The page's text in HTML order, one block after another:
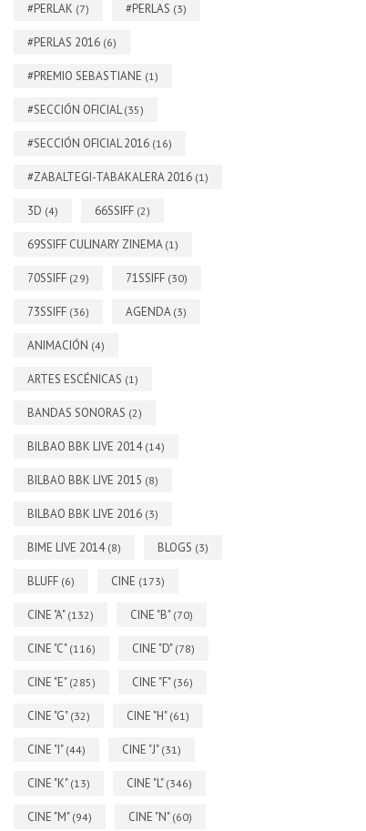
#PERLAK (7) #PERLAS (3)
#PERLAS 2016 (6)
#PREMIO SEBASTIANE (1)
#SECCIÓN OFICIAL(35)
#SECCIÓN OFICIAL 2016 (16)
#ZABALTEGI-TABAKALERA 2016 (1)
3D (4) 66SSIFF (2)
69SSIFF CULINARY ZINEMA (1)
70SSIFF (29) 71SSIFF (30)
73SSIFF (36) AGENDA (3)
ANIMACIÓN (4)
ARTES ESCÉNICAS (1)
BANDAS SONORAS (2)
BILBAO BBK LIVE 2014 (14)
BILBAO BBK LIVE 2015 (8)
BILBAO BBK LIVE 2016 (3)
BIME LIVE 2014 (8) BLOGS (3)
BLUFF (6) CINE (173)
CINE "A" (132) CINE "B" (70)
CINE "C" (116) CINE "D" (78)
CINE "E" (285) CINE "F" (36)
CINE "G" (32) CINE "H" (61)
CINE "I" (44) CINE "J" (31)
CINE "K" (13) CINE "L" (346)
CINE "M" (94) CINE "N" (60)